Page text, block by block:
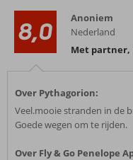
8,0
Anoniem
Nederland
Met partner,
Over Pythagorion:
Veel.mooie stranden in de
Goede wegen om te rijden.
Over Fly & Go Penelope